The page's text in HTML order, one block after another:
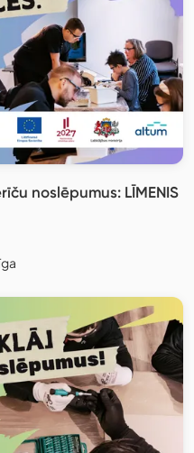
noslēpumus: LĪMENIS